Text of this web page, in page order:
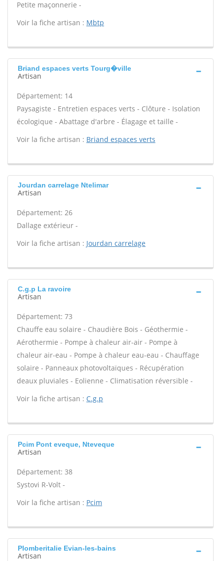
Petite maçonnerie -
Voir la fiche artisan : Mbtp
Briand espaces verts Tourg�ville
Artisan
Département: 14
Paysagiste - Entretien espaces verts - Clôture - Isolation
écologique - Abattage d'arbre - Élagage et taille -
Voir la fiche artisan : Briand espaces verts
Jourdan carrelage Ntelimar
Artisan
Département: 26
Dallage extérieur -
Voir la fiche artisan : Jourdan carrelage
C.g.p La ravoire
Artisan
Département: 73
Chauffe eau solaire - Chaudière Bois - Géothermie -
Aérothermie - Pompe à chaleur air-air - Pompe à
chaleur air-eau - Pompe à chaleur eau-eau - Chauffage
solaire - Panneaux photovoltaïques - Récupération
deaux pluviales - Eolienne - Climatisation réversible -
Voir la fiche artisan : C.g.p
Pcim Pont eveque, Nteveque
Artisan
Département: 38
Systovi R-Volt -
Voir la fiche artisan : Pcim
Plomberitalie Evian-les-bains
Artisan